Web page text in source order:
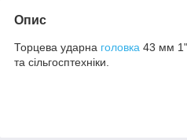
Опис
Торцева ударна головка 43 мм 1"
та сільгосптехніки.